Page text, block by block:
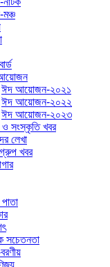
মঞ্চ
ঈদ আয়োজন-২০২১
ঈদ আয়োজন-২০২২
ঈদ আয়োজন-২০২৩
ও সংস্কৃতি খবর
লেখা
খবর
সচেতনতা